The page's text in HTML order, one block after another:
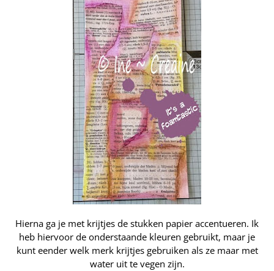
Hierna ga je met krijtjes de stukken papier accentueren. Ik
heb hiervoor de onderstaande kleuren gebruikt, maar je
kunt eender welk merk krijtjes gebruiken als ze maar met
water uit te vegen zijn.